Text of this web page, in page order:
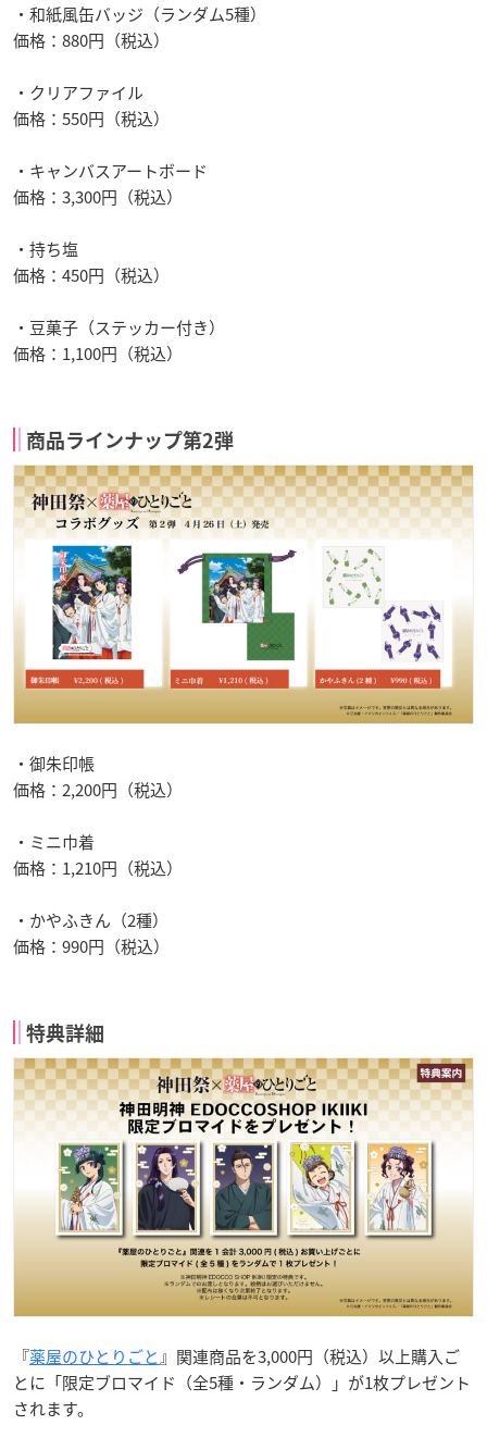
・和紙風缶バッジ（ランダム5種）
価格：880円（税込）
・クリアファイル
価格：550円（税込）
・キャンバスアートボード
価格：3,300円（税込）
・持ち塩
価格：450円（税込）
・豆菓子（ステッカー付き）
価格：1,100円（税込）
商品ラインナップ第2弾
・御朱印帳
価格：2,200円（税込）
・ミニ巾着
価格：1,210円（税込）
・かやふきん（2種）
価格：990円（税込）
特典詳細
『薬屋のひとりごと』関連商品を3,000円（税込）以上購入ご
とに「限定ブロマイド（全5種・ランダム）」が1枚プレゼント
されます。